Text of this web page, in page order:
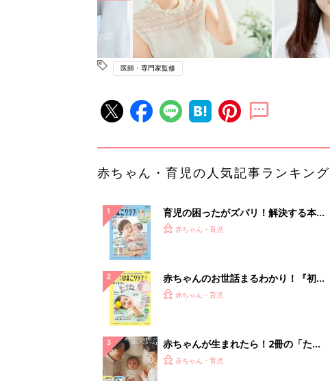
医師・専門家監修
赤ちゃん・育児の人気記事ランキング
育児の困ったがズバリ！解決する本
『ひよこクラブ 夏号』 4カ月～2才
赤ちゃん・育児
赤ちゃんのお世話まるわかり！『初め
てのひよこクラブ 夏号』〈巻頭大特
赤ちゃん・育児
赤ちゃんが生まれたら！2冊の「たま
ひよ」
赤ちゃん・育児